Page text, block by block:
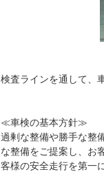
検査ラインを通して、
≪車検の基本方針≫
過剰な整備や勝手な整
な整備をご提案し、お
客様の安全走行を第一